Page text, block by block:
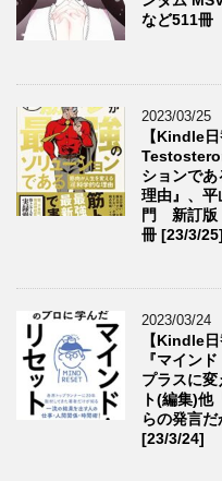
など511冊
2023/03/25
【Kindle
ションで
理由』、平
門 新訂版
冊 [23/3/25]
2023/03/24
【Kindle
『マイン
プラスに
ト(編集)
らの発言
[23/3/24]